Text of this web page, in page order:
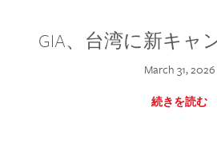
GIA、台湾に新キャ
March 31, 2026
続きを読む